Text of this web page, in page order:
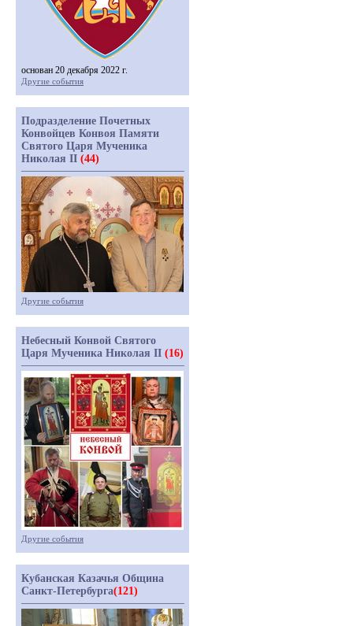
основан 20 декабря 2022 г.
Другие события
Подразделение Почетных
Конвойцев Конвоя Памяти
Святого Царя Мученика
Николая II (44)
Другие события
Небесный Конвой Святого
Царя Мученика Николая II (16)
Другие события
Кубанская Казачья Община
Санкт-Петербурга(121)